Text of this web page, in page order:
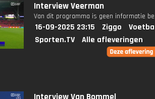
Interview Veerman
Van dit programma is geen informatie
16-09-2025 23:15 Ziggo
Sporten.TV
Alle afleveringen